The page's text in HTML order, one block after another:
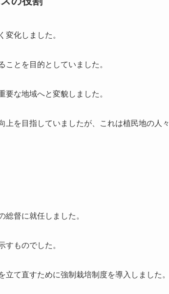
変化しました。
とを目的としていました。
な地域へと変貌しました。
を目指していましたが、これは植民地の人々
総督に就任しました。
すものでした。
て直すために強制栽培制度を導入しました。